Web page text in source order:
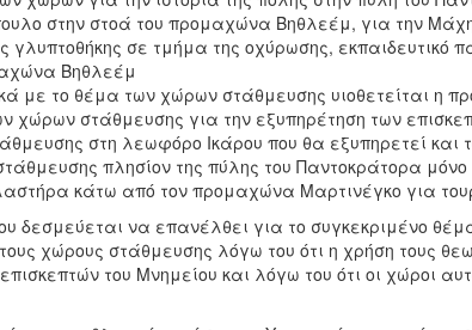
στην στοά του προμαχώνα Βηθλεέμ, για την
γλυπτοθήκης σε τμήμα της οχύρωσης, εκπαιδευτικό
Βηθλεέμ
με το θέμα των χώρων στάθμευσης υιοθετείται η
χώρων στάθμευσης για την εξυπηρέτηση των
στη λεωφόρο Ικάρου που θα εξυπηρετεί και
πλησίον της πύλης του Παντοκράτορα
κάτω από τον προμαχώνα Μαρτινέγκο για
δεσμεύεται να επανέλθει για το συγκεκριμένο
χώρους στάθμευσης λόγω του ότι η χρήση τους
του Μνημείου και λόγω του ότι οι χώροι